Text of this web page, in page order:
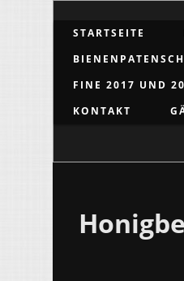
STARTSEITE
FINE 2017 UND
KONTAKT